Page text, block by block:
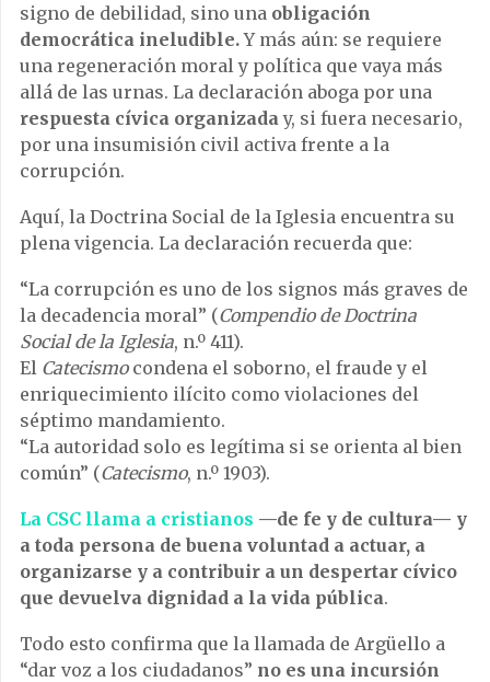
signo de debilidad, sino una obligación
democrática ineludible.Y más aún: se requiere
una regeneración moral y política que vaya más
allá de las urnas. La declaración aboga por una
respuesta cívica organizada y, si fuera necesario,
por una insumisión civil activa frente a la
corrupción.
Aquí, la Doctrina Social de la Iglesia encuentra su
plena vigencia. La declaración recuerda que:
“La corrupción es uno de los signos más graves de
la decadencia moral” (Compendio de Doctrina
Social de la Iglesia, n.º 411).
El Catecismocondena el soborno, el fraude y el
enriquecimiento ilícito como violaciones del
séptimo mandamiento.
“La autoridad solo es legítima si se orienta al bien
común” (Catecismo, n.º 1903).
La CSC llama a cristianos —de fe y de cultura— y
a toda persona de buena voluntad a actuar, a
organizarse y a contribuir a un despertar cívico
que devuelva dignidad a la vida pública.
Todo esto confirma que la llamada de Argüello a
“dar voz a los ciudadanos” no es una incursión